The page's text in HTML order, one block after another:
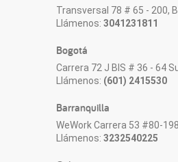
Transversal 78 # 65 - 200,
Llámenos:3041231811
Bogotá
Carrera 72 J BIS # 36 - 64
Llámenos: (601) 2415530
Barranquilla
WeWork Carrera 53 #80-198
Llámenos:3232540225